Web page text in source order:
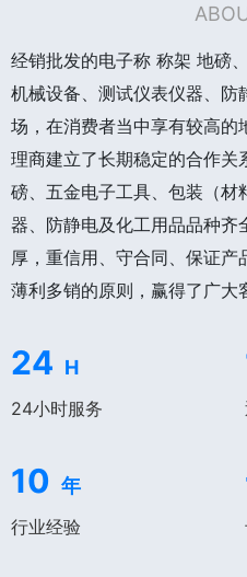
经销批发的电子称 称架 地磅
机械设备、测试仪表仪器、
场，在消费者当中享有较高
理商建立了长期稳定的合作
磅、五金电子工具、包装（材
器、防静电及化工用品品种齐
厚，重信用、守合同、保证
薄利多销的原则，赢得了广大
24 H
24小时服务
10 年
行业经验